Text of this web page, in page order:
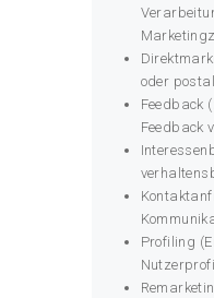
oder
Feedback
Feedback
Profiling